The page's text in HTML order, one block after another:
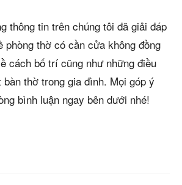
thông tin trên chúng tôi đã giải đáp
phòng thờ có cần cửa không đồng
cách bố trí cũng như những điều
thờ trong gia đình. Mọi góp ý
bình luận ngay bên dưới nhé!